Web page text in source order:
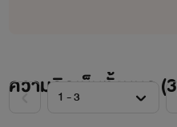
ความคิดเห็นทั้งหมด (3